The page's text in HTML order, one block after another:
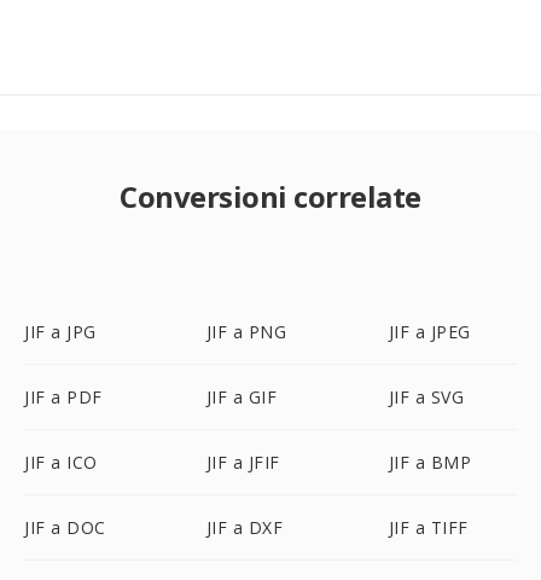
Conversioni correlate
JIF a JPG JIF a PNG JIF a JPEG
JIF a PDF JIF a GIF JIF a SVG
JIF a ICO JIF a JFIF JIF a BMP
JIF a DOC JIF a DXF JIF a TIFF